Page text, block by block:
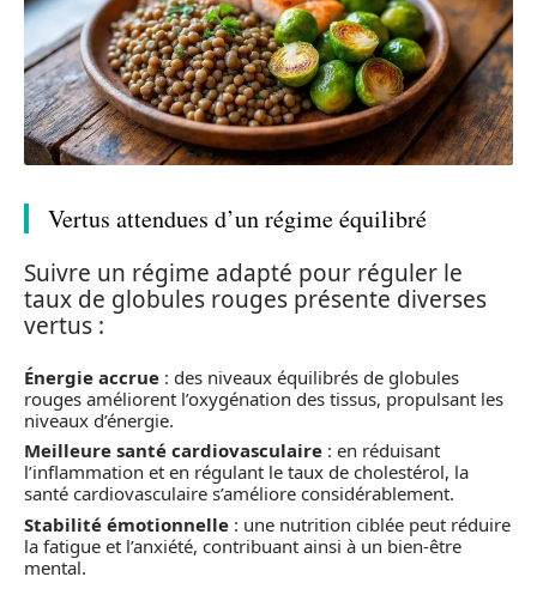
Vertus attendues d’un régime équilibré
Suivre un régime adapté pour réguler le
taux de globules rouges présente diverses
vertus :
Énergie accrue : des niveaux équilibrés de globules
rouges améliorent l’oxygénation des tissus, propulsant les
niveaux d’énergie.
Meilleure santé cardiovasculaire : en réduisant
l’inflammation et en régulant le taux de cholestérol, la
santé cardiovasculaire s’améliore considérablement.
Stabilité émotionnelle : une nutrition ciblée peut réduire
la fatigue et l’anxiété, contribuant ainsi à un bien-être
mental.